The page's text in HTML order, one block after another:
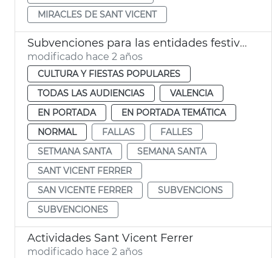
MIRACLES DE SANT VICENT
Subvenciones para las entidades festivas aniversario
modificado hace 2 años
CULTURA Y FIESTAS POPULARES
TODAS LAS AUDIENCIAS
VALENCIA
EN PORTADA
EN PORTADA TEMÁTICA
NORMAL
FALLAS
FALLES
SETMANA SANTA
SEMANA SANTA
SANT VICENT FERRER
SAN VICENTE FERRER
SUBVENCIONS
SUBVENCIONES
Actividades Sant Vicent Ferrer
modificado hace 2 años